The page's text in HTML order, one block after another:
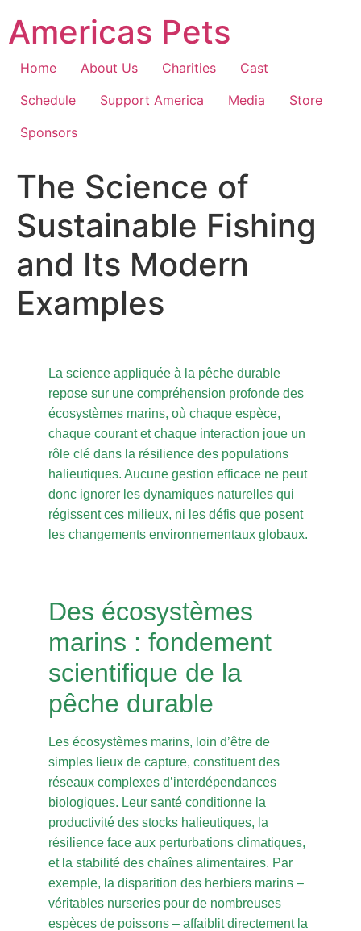
content
Americas Pets
Home About Us Charities
Cast
Schedule
Support America Media
Store
Sponsors
The Science of
Sustainable Fishing
and Its Modern
Examples
La science appliquée à la pêche durable
repose sur une compréhension profonde des
écosystèmes marins, où chaque espèce,
chaque courant et chaque interaction joue un
rôle clé dans la résilience des populations
halieutiques. Aucune gestion efficace ne peut
donc ignorer les dynamiques naturelles qui
régissent ces milieux, ni les défis que posent
les changements environnementaux globaux.
Des écosystèmes
marins : fondement
scientifique de la
pêche durable
Les écosystèmes marins, loin d’être de
simples lieux de capture, constituent des
réseaux complexes d’interdépendances
biologiques. Leur santé conditionne la
productivité des stocks halieutiques, la
résilience face aux perturbations climatiques,
et la stabilité des chaînes alimentaires. Par
exemple, la disparition des herbiers marins –
véritables nurseries pour de nombreuses
espèces de poissons – affaiblit directement la